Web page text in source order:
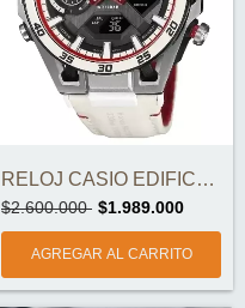
RELOJ CASIO EDIFICE ECB-2300HR-1A HONDA...
$2.600.000 $1.989.000